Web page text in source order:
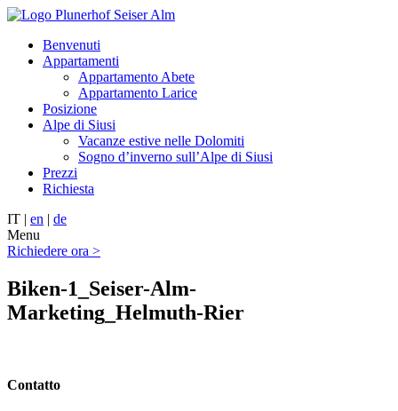
Benvenuti
Appartamenti
Appartamento Abete
Appartamento Larice
Posizione
Alpe di Siusi
Vacanze estive nelle Dolomiti
Sogno d’inverno sull’Alpe di Siusi
Prezzi
Richiesta
IT | en | de
Menu
Richiedere ora >
Biken-1_Seiser-Alm-
Marketing_Helmuth-Rier
Contatto